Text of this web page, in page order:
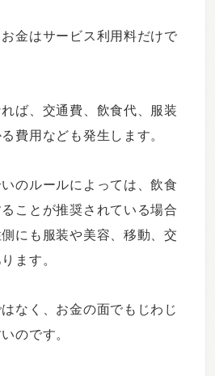
金はサービス利用料だけで
ば、交通費、飲食代、服装
費用なども発生します。
のルールによっては、飲食
ことが推奨されている場合
にも服装や美容、移動、交
ます。
なく、お金の面でもじわじ
のです。